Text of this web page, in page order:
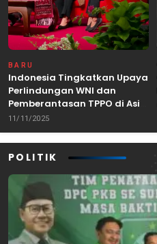
BARU
Indonesia Tingkatkan Upaya
Perlindungan WNI dan
Pemberantasan TPPO di Asia
Tenggara
11/11/2025
POLITIK